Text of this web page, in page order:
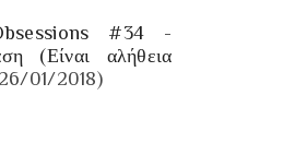
#34 -
(Είναι αλήθεια
01/2018)